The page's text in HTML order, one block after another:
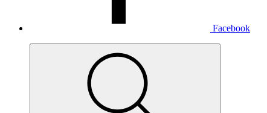
Facebook